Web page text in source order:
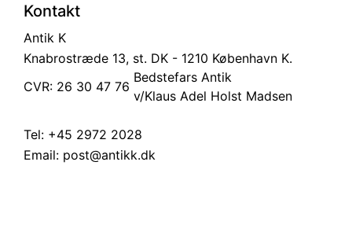
Kontakt
Antik K
Knabrostræde 13, st. DK - 1210 København K.
CVR: 26 30 47 76
Bedstefars Antik
v/Klaus Adel Holst Madsen
Tel: +45 2972 2028
Email: post@antikk.dk